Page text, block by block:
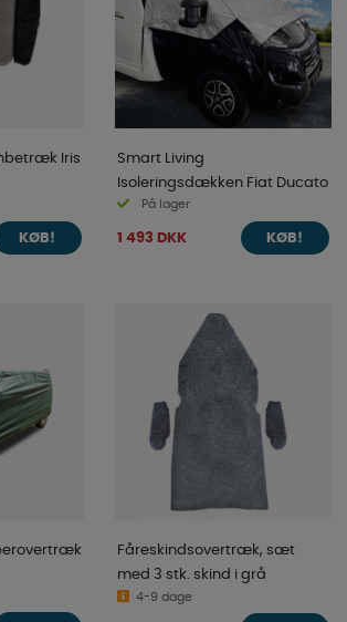
Iris
KØB!
Smart Living
Isoleringsdækken Fiat Ducato
På lager
1 493 DKK KØB!
Fåreskindsovertræk, sæt
med 3 stk. skind i grå
4-9 dage